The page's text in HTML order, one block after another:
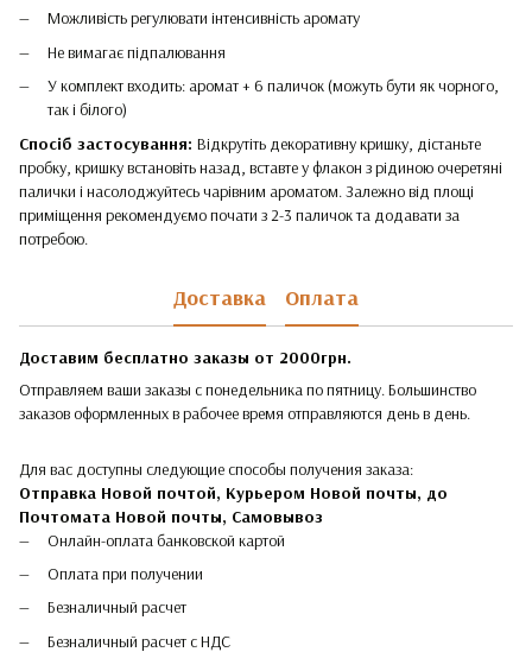
Можливість регулювати інтенсивність аромату
Не вимагає підпалювання
У комплект входить: аромат + 6 паличок (можуть бути як чорного,
так і білого)
Спосіб застосування: Відкрутіть декоративну кришку, дістаньте
пробку, кришку встановіть назад, вставте у флакон з рідиною очеретяні
палички і насолоджуйтесь чарівним ароматом. Залежно від площі
приміщення рекомендуємо почати з 2-3 паличок та додавати за
потребою.
Доставка Оплата
Доставим бесплатно заказы от 2000грн.
Отправляем ваши заказы с понедельника по пятницу. Большинство
заказов оформленных в рабочее время отправляются день в день.
Для вас доступны следующие способы получения заказа:
Отправка Новой почтой, Курьером Новой почты, до
Почтомата Новой почты, Самовывоз
Онлайн-оплата банковской картой
Оплата при получении
Безналичный расчет
Безналичный расчет с НДС